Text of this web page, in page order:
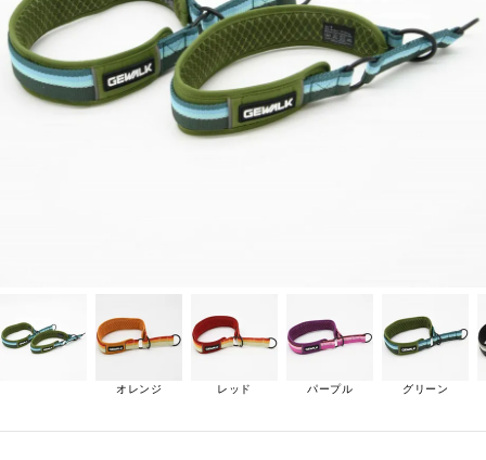
オレンジ レッド パープル グリーン